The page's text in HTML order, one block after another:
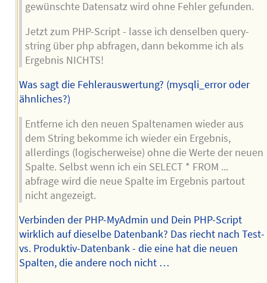
gewünschte Datensatz wird ohne Fehler gefunden.
Jetzt zum PHP-Script - lasse ich denselben query-
string über php abfragen, dann bekomme ich als
Ergebnis NICHTS!
Was sagt die Fehlerauswertung? (mysqli_error oder
ähnliches?)
Entferne ich den neuen Spaltenamen wieder aus
dem String bekomme ich wieder ein Ergebnis,
allerdings (logischerweise) ohne die Werte der neuen
Spalte. Selbst wenn ich ein SELECT * FROM ...
abfrage wird die neue Spalte im Ergebnis partout
nicht angezeigt.
Verbinden der PHP-MyAdmin und Dein PHP-Script
wirklich auf dieselbe Datenbank? Das riecht nach Test-
vs. Produktiv-Datenbank - die eine hat die neuen
Spalten, die andere noch nicht …